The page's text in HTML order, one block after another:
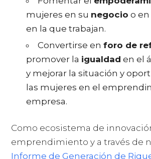
mujeres en su negocio o en
en la que trabajan.
Convertirse enforo de
promover la igualdad en el
y mejorar la situación y
las mujeres en el
empresa.
Como ecosistema de
emprendimiento y a través de
Informe de Generación de